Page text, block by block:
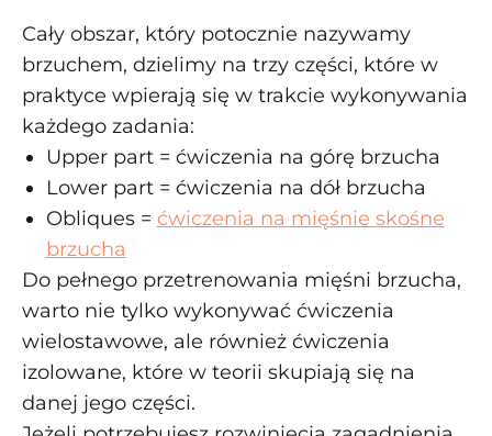
Cały obszar, który potocznie nazywamy
brzuchem, dzielimy na trzy części, które w
praktyce wpierają się w trakcie wykonywania
każdego zadania:
Upper part = ćwiczenia na górę brzucha
Lower part = ćwiczenia na dół brzucha
Obliques = ćwiczenia na mięśnie skośne
brzucha
Do pełnego przetrenowania mięśni brzucha,
warto nie tylko wykonywać ćwiczenia
wielostawowe, ale również ćwiczenia
izolowane, które w teorii skupiają się na
danej jego części.